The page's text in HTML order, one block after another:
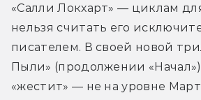
«Салли Локхарт» — циклам
нельзя считать его
писателем. В своей новой
Пыли» (продолжении
«жестит» — не на уровне